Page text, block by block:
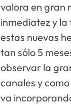
valora en gran
inmediatez y
estas nuevas
tan sólo 5
observar la
canales y
va